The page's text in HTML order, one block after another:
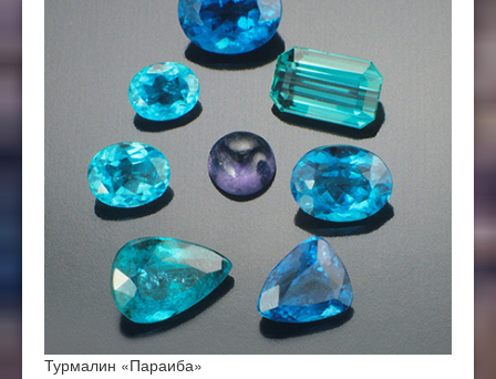
Турмалин «Параиба»